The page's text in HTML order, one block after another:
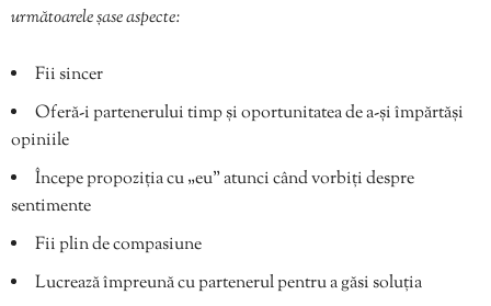
următoarele șase aspecte:
Fii sincer
Oferă-i partenerului timp și oportunitatea de a-și împărtăși
opiniile
Începe propoziția cu „eu” atunci când vorbiți despre
sentimente
Fii plin de compasiune
Lucrează împreună cu partenerul pentru a găsi soluția